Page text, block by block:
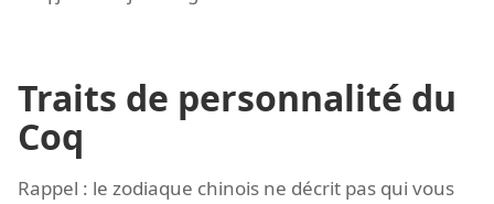
Traits de personnalité du
Coq
Rappel : le zodiaque chinois ne décrit pas qui vous